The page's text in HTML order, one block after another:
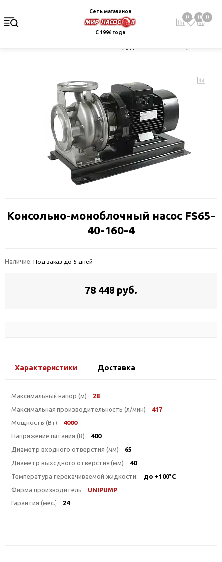
Сеть магазинов
С 1996 года
0 0 0
Консольно-моноблочный насос FS65-
40-160-4
Наличие: Под заказ до 5 дней
78 448 руб.
Характеристики Доставка
Максимальный напор (м)
28
Максимальная производительность (л/мин)
417
Мощность (Вт)
4000
Напряжение питания (В)
400
Диаметр входного отверстия (мм)
65
Диаметр выходного отверстия (мм)
40
Температура перекачиваемой жидкости:
до +100°С
Фирма производитель
UNIPUMP
Гарантия (мес.)
24